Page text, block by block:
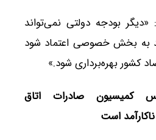
بودجه دولتی نمی‌تواند
به بخش خصوصی اعتماد شود
کشور بهره‌برداری شود.»
کمیسیون صادرات اتاق
است